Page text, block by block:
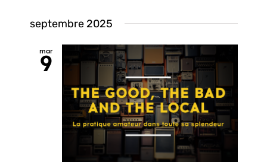
septembre 2025
mar
9